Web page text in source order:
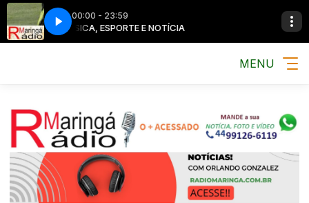
00:00 - 23:59
MÚSICA, ESPORTE E NOTÍCIA
MENU